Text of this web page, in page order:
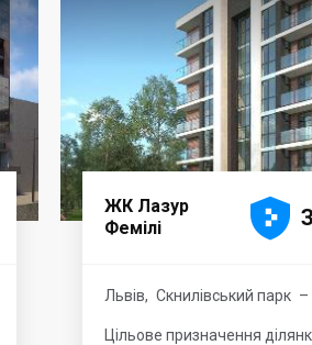
ЖК Лазур
Фемілі





Львів, Скнилівський парк–
Цільове призначення